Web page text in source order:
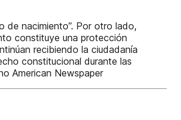
de nacimiento”. Por otro lado,
constituye una protección
recibiendo la ciudadanía
constitucional durante las
American Newspaper